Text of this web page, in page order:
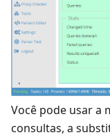
Você pode usar a
consultas, a